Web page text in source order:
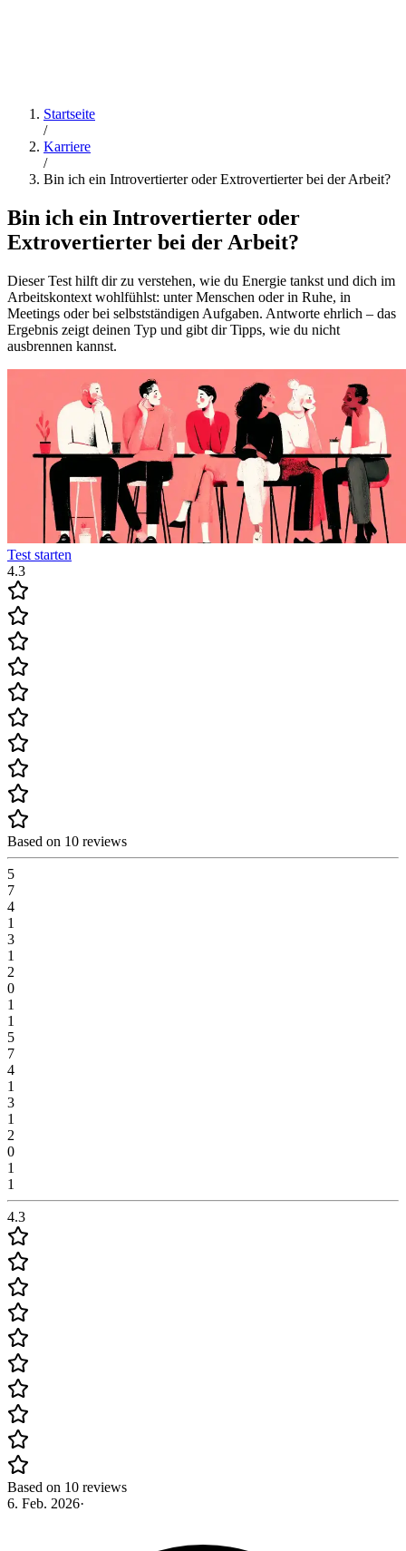
Startseite
/
Karriere
/
Bin ich ein Introvertierter oder Extrovertierter bei der Arbeit?
Bin ich ein Introvertierter oder
Extrovertierter bei der Arbeit?
Dieser Test hilft dir zu verstehen, wie du Energie tankst und dich im
Arbeitskontext wohlfühlst: unter Menschen oder in Ruhe, in
Meetings oder bei selbstständigen Aufgaben. Antworte ehrlich – das
Ergebnis zeigt deinen Typ und gibt dir Tipps, wie du nicht
ausbrennen kannst.
Test starten
4.3
Based on 10 reviews
5
7
4
1
3
1
2
0
1
1
5
7
4
1
3
1
2
0
1
1
4.3
Based on 10 reviews
6. Feb. 2026·